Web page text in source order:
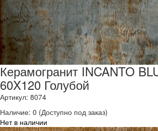
Керамогранит INCANTO
60X120 Голубой
Артикул: 8074
Наличие: 0 (Доступно под заказ)
Нет в наличии